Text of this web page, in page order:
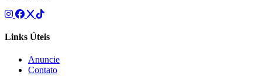
Links Úteis
Anuncie
Contato